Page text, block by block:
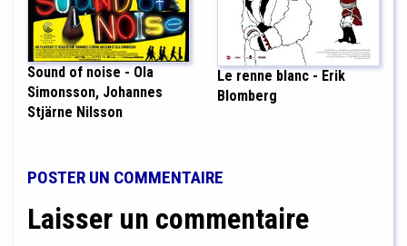
Sound of noise - Ola
Simonsson, Johannes
Stjärne Nilsson
Le renne blanc - Erik
Blomberg
POSTER UN COMMENTAIRE
Laisser un commentaire